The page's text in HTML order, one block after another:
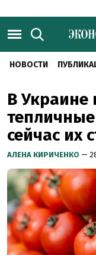
НОВОСТИ
В Украине
сейчас их
АЛЕНА КИРИЧЕНКО —